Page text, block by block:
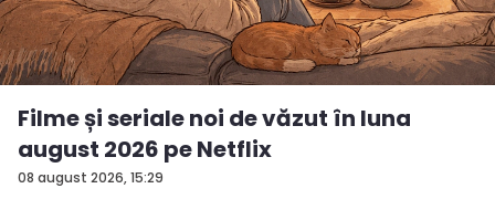
08 august 2026, 15:29
Filme și seriale noi de văzut în luna
august 2026 pe Netflix